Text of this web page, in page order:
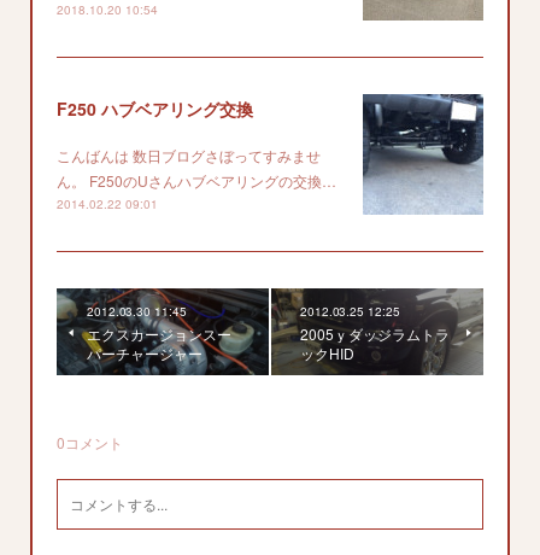
2018.10.20 10:54
F250 ハブベアリング交換
こんばんは 数日ブログさぼってすみませ
ん。 F250のUさんハブベアリングの交換…
2014.02.22 09:01
2012.03.30 11:45
エクスカージョンスー
パーチャージャー
2012.03.25 12:25
2005ｙダッジラムトラ
ックHID
0コメント